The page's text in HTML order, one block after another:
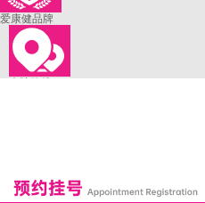
爱康健品牌
恒乐口腔诊所
富港口腔诊所